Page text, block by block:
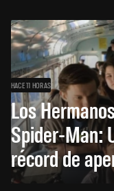
HACE 11 HORAS
Los
Spider-Man:
récord de